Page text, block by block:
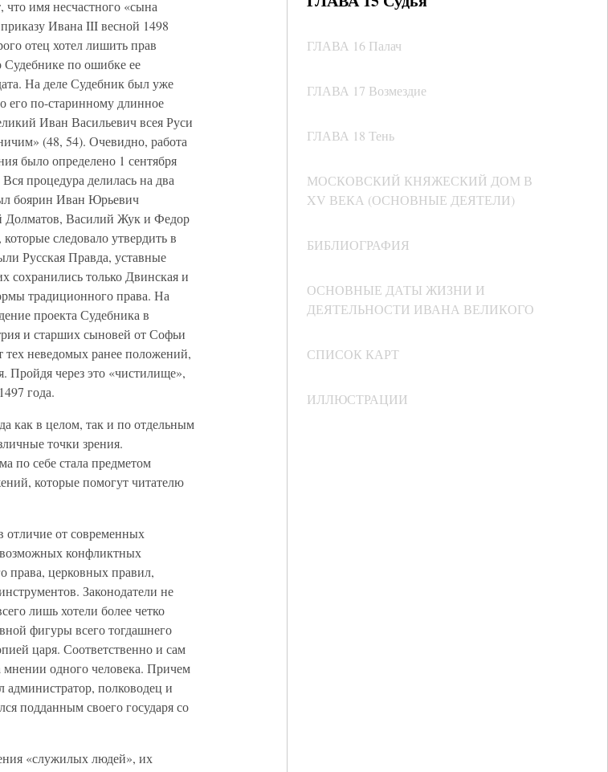
ГЛАВА 16 Палач
ГЛАВА 17 Возмездие
ГЛАВА 18 Тень
МОСКОВСКИЙ КНЯЖЕСКИЙ ДОМ В
XV ВЕКА (ОСНОВНЫЕ ДЕЯТЕЛИ)
БИБЛИОГРАФИЯ
ОСНОВНЫЕ ДАТЫ ЖИЗНИ И
ДЕЯТЕЛЬНОСТИ ИВАНА ВЕЛИКОГО
СПИСОК КАРТ
ИЛЛЮСТРАЦИИ
имя несчастного «сына
Ивана III весной 1498
отец хотел лишить прав
Судебнике по ошибке ее
На деле Судебник был уже
его по-старинному длинное
Иван Васильевич всея Руси
(48, 54). Очевидно, работа
было определено 1 сентября
процедура делилась на два
боярин Иван Юрьевич
Долматов, Василий Жук и Федор
следовало утвердить в
Русская Правда, уставные
сохранились только Двинская и
традиционного права. На
проекта Судебника в
и старших сыновей от Софьи
тех неведомых ранее положений,
Пройдя через это «чистилище»,
года.
как в целом, так и по отдельным
точки зрения.
по себе стала предметом
которые помогут читателю
отличие от современных
возможных конфликтных
права, церковных правил,
Законодатели не
лишь хотели более четко
фигуры всего тогдашнего
царя. Соответственно и сам
одного человека. Причем
администратор, полководец и
подданным своего государя со
«служилых людей», их